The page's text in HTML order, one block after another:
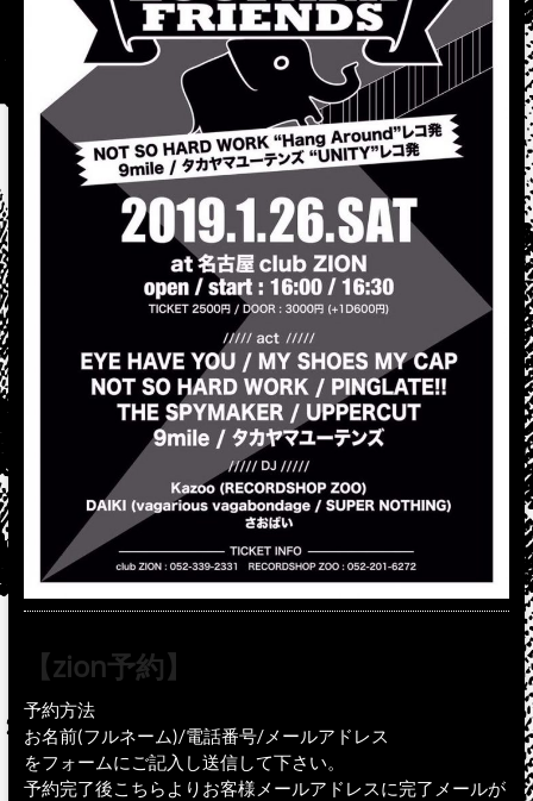
【zion予約】
予約方法
お名前(フルネーム)/電話番号/メールアドレス
をフォームにご記入し送信して下さい。
予約完了後こちらよりお客様メールアドレスに完了メールが